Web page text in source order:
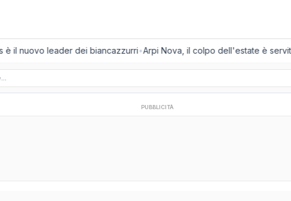
è il nuovo leader dei biancazzurri•Arpi Nova, il colpo dell'estate è
PUBBLICITÀ